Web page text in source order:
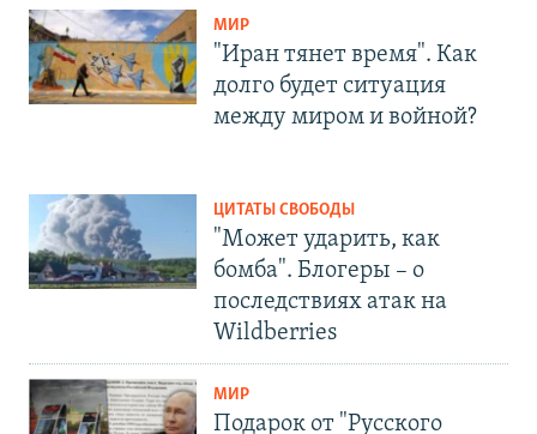
МИР
"Иран тянет время". Как
долго будет ситуация
между миром и войной?
ЦИТАТЫ СВОБОДЫ
"Может ударить, как
бомба". Блогеры – о
последствиях атак на
Wildberries
МИР
Подарок от "Русского